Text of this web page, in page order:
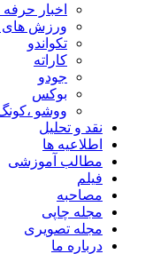
اخبار
ورزش های
تکواندو
کاراته
جودو
بوکس
ووشو
نقد و تحلیل
اطلاعیه ها
مطالب آموزشی
فیلم
مصاحبه
مجله چاپی
مجله تصویری
درباره ما